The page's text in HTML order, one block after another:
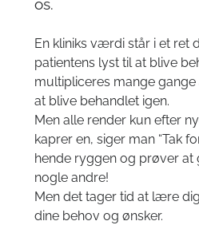
os.
En kliniks værdi står i et ret
patientens lyst til at blive
multipliceres mange
at blive behandlet igen.
Men alle render kun efter
kaprer en, siger man “Tak
hende ryggen og prøver
nogle andre!
Men det tager tid at lære
dine behov og ønsker.